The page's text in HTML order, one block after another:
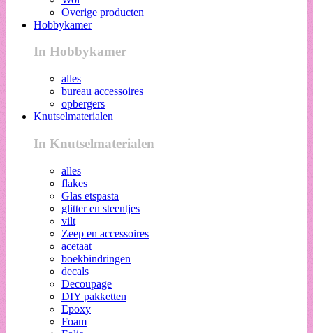
Overige producten
Hobbykamer
In Hobbykamer
alles
bureau accessoires
opbergers
Knutselmaterialen
In Knutselmaterialen
alles
flakes
Glas etspasta
glitter en steentjes
vilt
Zeep en accessoires
acetaat
boekbindringen
decals
Decoupage
DIY pakketten
Epoxy
Foam